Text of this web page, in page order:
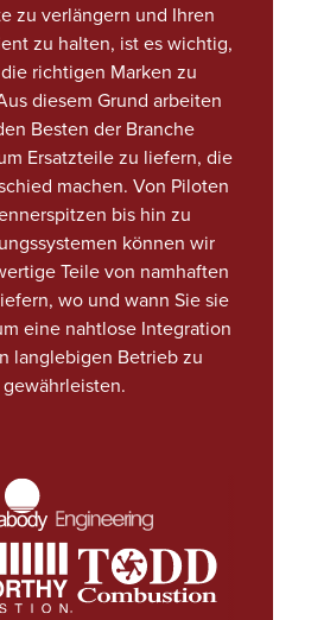
zu verlängern und Ihren
zu halten, ist es wichtig,
richtigen Marken zu
diesem Grund arbeiten
Besten der Branche
Ersatzteile zu liefern, die
machen. Von Piloten
bis hin zu
können wir
Teile von namhaften
wo und wann Sie sie
eine nahtlose Integration
langlebigen Betrieb zu
gewährleisten.